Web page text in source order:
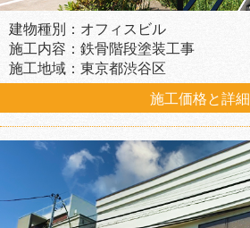
建物種別：オフィスビル
施工内容：鉄骨階段塗装工事
施工地域：東京都渋谷区
施工価格と詳細